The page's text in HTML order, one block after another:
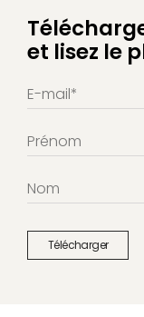
et lisez le